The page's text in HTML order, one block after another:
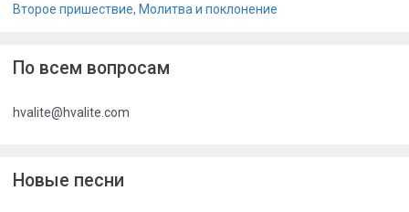
Второе пришествие, Молитва и поклонение
По всем вопросам
hvalite@hvalite.com
Новые песни